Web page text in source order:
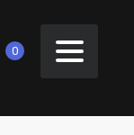
0